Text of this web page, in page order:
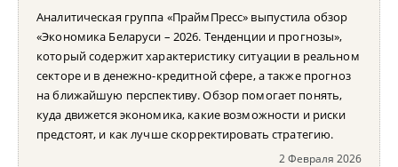
Аналитическая группа «ПраймПресс» выпустила обзор
«Экономика Беларуси – 2026. Тенденции и прогнозы»,
который содержит характеристику ситуации в реальном
секторе и в денежно-кредитной сфере, а также прогноз
на ближайшую перспективу. Обзор помогает понять,
куда движется экономика, какие возможности и риски
предстоят, и как лучше скорректировать стратегию.
2 Февраля 2026